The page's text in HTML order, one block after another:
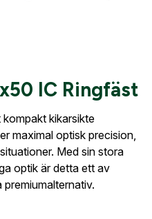
IC Ringfäst
kikarsikte
maximal optisk precision,
Med sin stora
optik är detta ett av